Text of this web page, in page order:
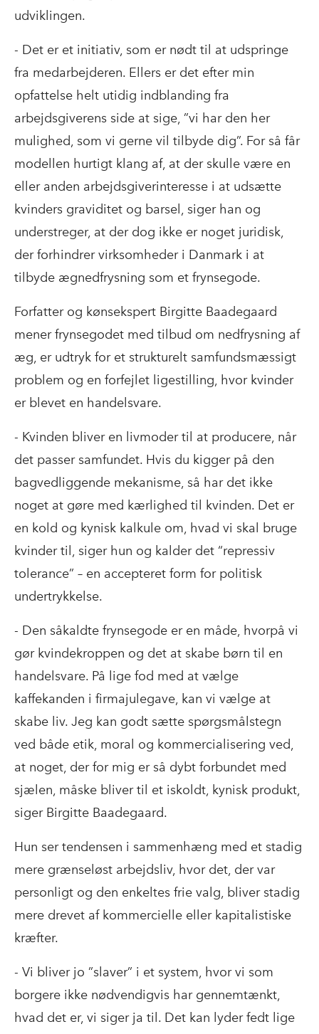
udviklingen.
- Det er et initiativ, som er nødt til at udspringe
fra medarbejderen. Ellers er det efter min
opfattelse helt utidig indblanding fra
arbejdsgiverens side at sige, ”vi har den her
mulighed, som vi gerne vil tilbyde dig”. For så får
modellen hurtigt klang af, at der skulle være en
eller anden arbejdsgiverinteresse i at udsætte
kvinders graviditet og barsel, siger han og
understreger, at der dog ikke er noget juridisk,
der forhindrer virksomheder i Danmark i at
tilbyde ægnedfrysning som et frynsegode.
Forfatter og kønsekspert Birgitte Baadegaard
mener frynsegodet med tilbud om nedfrysning af
æg, er udtryk for et strukturelt samfundsmæssigt
problem og en forfejlet ligestilling, hvor kvinder
er blevet en handelsvare.
- Kvinden bliver en livmoder til at producere, når
det passer samfundet. Hvis du kigger på den
bagvedliggende mekanisme, så har det ikke
noget at gøre med kærlighed til kvinden. Det er
en kold og kynisk kalkule om, hvad vi skal bruge
kvinder til, siger hun og kalder det “repressiv
tolerance” – en accepteret form for politisk
undertrykkelse.
- Den såkaldte frynsegode er en måde, hvorpå vi
gør kvindekroppen og det at skabe børn til en
handelsvare. På lige fod med at vælge
kaffekanden i firmajulegave, kan vi vælge at
skabe liv. Jeg kan godt sætte spørgsmålstegn
ved både etik, moral og kommercialisering ved,
at noget, der for mig er så dybt forbundet med
sjælen, måske bliver til et iskoldt, kynisk produkt,
siger Birgitte Baadegaard.
Hun ser tendensen i sammenhæng med et stadig
mere grænseløst arbejdsliv, hvor det, der var
personligt og den enkeltes frie valg, bliver stadig
mere drevet af kommercielle eller kapitalistiske
kræfter.
- Vi bliver jo ”slaver” i et system, hvor vi som
borgere ikke nødvendigvis har gennemtænkt,
hvad det er, vi siger ja til. Det kan lyder fedt lige